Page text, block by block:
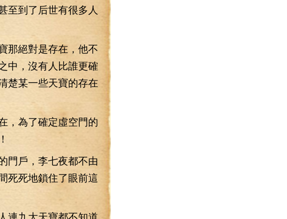
至到了后世有很多人
絕對是存在，他不
中，沒有人比誰更確
楚某一些天寶的存在
為了確定虛空門的
戶，李七夜都不由
死死地鎖住了眼前這